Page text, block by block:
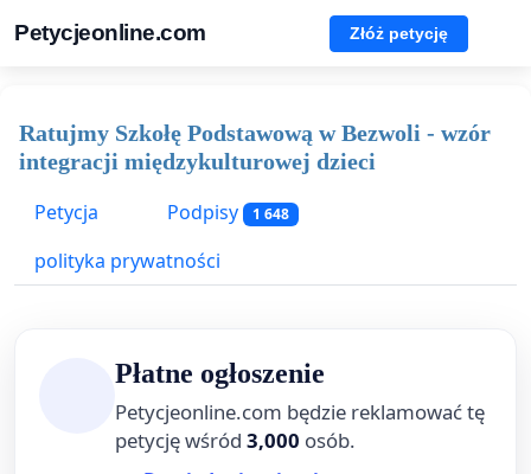
Petycjeonline.com Złóż petycję
Ratujmy Szkołę Podstawową w Bezwoli - wzór
integracji międzykulturowej dzieci
Petycja
Podpisy 1 648
polityka prywatności
Płatne ogłoszenie
Petycjeonline.com będzie reklamować tę
petycję wśród 3,000 osób.